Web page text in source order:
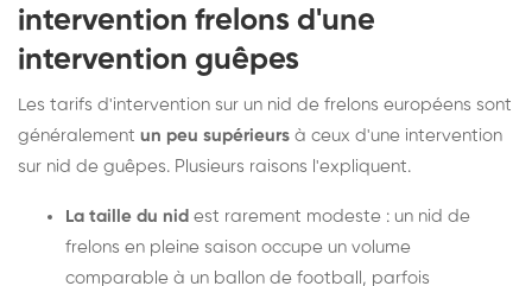
intervention frelons d'une
intervention guêpes
Les tarifs d'intervention sur un nid de frelons européens sont
généralement un peu supérieurs à ceux d'une intervention
sur nid de guêpes. Plusieurs raisons l'expliquent.
La taille du nid est rarement modeste : un nid de
frelons en pleine saison occupe un volume
comparable à un ballon de football, parfois